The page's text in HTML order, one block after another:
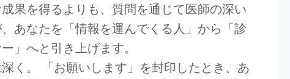
果を得るよりも、質問を通じて医師の深い
あなたを「情報を運んでくる人」から「診
」へと引き上げます。
く。 「お願いします」を封印したとき、あ